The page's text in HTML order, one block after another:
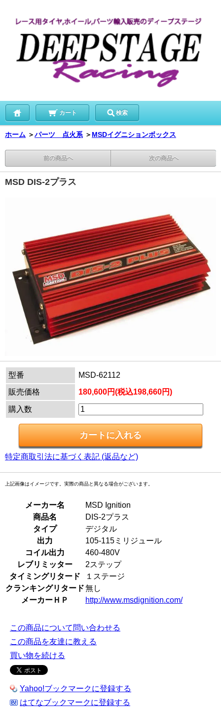
カート 検索
ホーム ＞パーツ 点火系 ＞ MSDイグニションボックス
前の商品へ 次の商品へ
MSD DIS-2プラス
型番
MSD-62112
販売価格
180,600円(税込198,660円)
購入数
特定商取引法に基づく表記 (返品など)
上記画像はイメージです。実際の商品と異なる場合がございます。
メーカー名
MSD Ignition
商品名
DIS-2プラス
タイプ
デジタル
出力
105-115ミリジュール
コイル出力
460-480V
レブリミッター
2ステップ
タイミングリタード
１ステージ
クランキングリタード無し
メーカーＨＰ
http://www.msdignition.com/
この商品について問い合わせる
この商品を友達に教える
買い物を続ける
Yahoo!ブックマークに登録する
はてなブックマークに登録する